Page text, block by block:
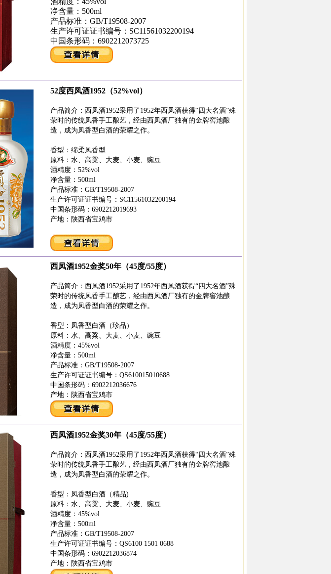
净含量：500ml
产品标准：GB/T19508-2007
生产许可证证书编号：SC11561032200194
中国条形码：6902212073725
52度西凤酒1952（52%vol）
产品简介：西凤酒1952采用了1952年西凤酒获得“四大名酒”殊
荣时的传统凤香手工酿艺，经由西凤酒厂独有的金牌窖池酿
造，成为凤香型白酒的荣耀之作。
香型：绵柔凤香型
原料：水、高粱、大麦、小麦、豌豆
酒精度：52%vol
净含量：500ml
产品标准：GB/T19508-2007
生产许可证证书编号：SC11561032200194
中国条形码：6902212019693
产地：陕西省宝鸡市
西凤酒1952金奖50年（45度/55度）
产品简介：西凤酒1952采用了1952年西凤酒获得“四大名酒”殊
荣时的传统凤香手工酿艺，经由西凤酒厂独有的金牌窖池酿
造，成为凤香型白酒的荣耀之作。
香型：凤香型白酒（珍品）
原料：水、高粱、大麦、小麦、豌豆
酒精度：45%vol
净含量：500ml
产品标准：GB/T19508-2007
生产许可证证书编号：QS610015010688
中国条形码：6902212036676
产地：陕西省宝鸡市
西凤酒1952金奖30年（45度/55度）
产品简介：西凤酒1952采用了1952年西凤酒获得“四大名酒”殊
荣时的传统凤香手工酿艺，经由西凤酒厂独有的金牌窖池酿
造，成为凤香型白酒的荣耀之作。
香型：凤香型白酒（精品)
原料：水、高粱、大麦、小麦、豌豆
酒精度：45%vol
净含量：500ml
产品标准：GB/T19508-2007
生产许可证证书编号：QS6100 1501 0688
中国条形码：6902212036874
产地：陕西省宝鸡市